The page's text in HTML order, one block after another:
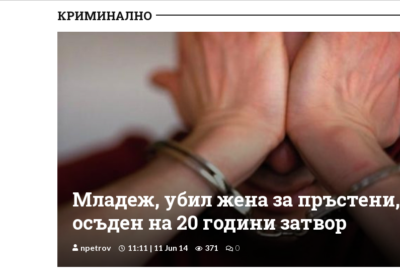
КРИМИНАЛНО
Младеж, убил жена за пръстени,
осъден на 20 години затвор
npetrov 11:11 | 11 Jun 14 371 0